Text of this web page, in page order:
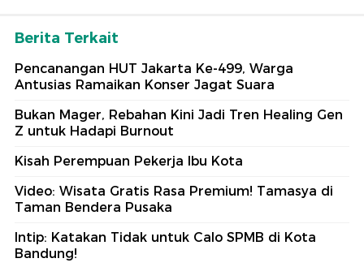
Berita Terkait
Pencanangan HUT Jakarta Ke-499, Warga
Antusias Ramaikan Konser Jagat Suara
Bukan Mager, Rebahan Kini Jadi Tren Healing Gen
Z untuk Hadapi Burnout
Kisah Perempuan Pekerja Ibu Kota
Video: Wisata Gratis Rasa Premium! Tamasya di
Taman Bendera Pusaka
Intip: Katakan Tidak untuk Calo SPMB di Kota
Bandung!